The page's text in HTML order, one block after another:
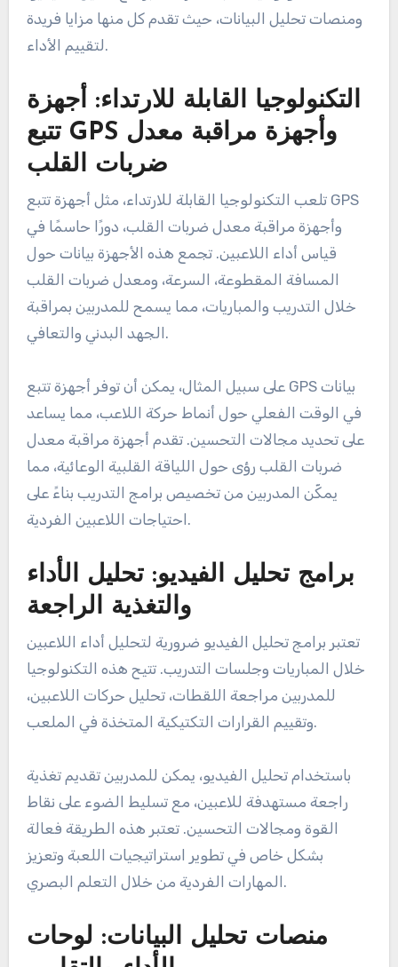
الرجبي؟
من الأدوات والتقنيات التي توفر رؤى حول الجوانب
البدنية والتكتيكية للعبة. تشمل الطرق الرئيسية
التكنولوجيا القابلة للارتداء، برامج تحليل الفيديو،
ومنصات تحليل البيانات، حيث تقدم كل منها مزايا فريدة
لتقييم الأداء.
التكنولوجيا القابلة للارتداء: أجهزة
تتبع GPS وأجهزة مراقبة معدل
ضربات القلب
وأجهزة مراقبة معدل ضربات القلب، دورًا حاسمًا في
قياس أداء اللاعبين. تجمع هذه الأجهزة بيانات حول
المسافة المقطوعة، السرعة، ومعدل ضربات القلب
خلال التدريب والمباريات، مما يسمح للمدربين بمراقبة
في الوقت الفعلي حول أنماط حركة اللاعب، مما يساعد
على تحديد مجالات التحسين. تقدم أجهزة مراقبة معدل
ضربات القلب رؤى حول اللياقة القلبية الوعائية، مما
يمكّن المدربين من تخصيص برامج التدريب بناءً على
احتياجات اللاعبين الفردية.
برامج تحليل الفيديو: تحليل الأداء
تعتبر برامج تحليل الفيديو ضرورية لتحليل أداء اللاعبين
خلال المباريات وجلسات التدريب. تتيح هذه التكنولوجيا
للمدربين مراجعة اللقطات، تحليل حركات اللاعبين،
باستخدام تحليل الفيديو، يمكن للمدربين تقديم تغذية
راجعة مستهدفة للاعبين، مع تسليط الضوء على نقاط